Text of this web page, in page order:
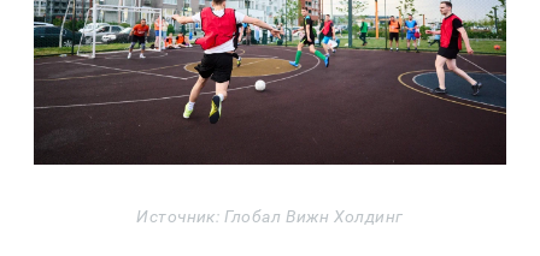
Источник: Глобал Вижн Холдинг